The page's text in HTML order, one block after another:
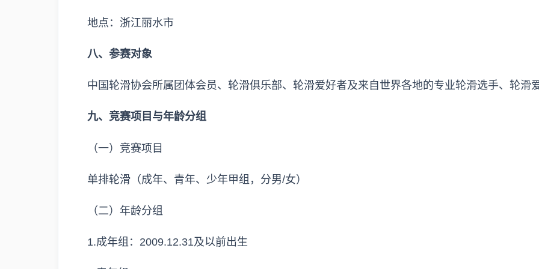
地点：浙江丽水市
八、参赛对象
中国轮滑协会所属团体会员、轮滑俱乐部、轮滑爱好者及来自世界各地的专业轮滑选手、轮滑
九、竞赛项目与年龄分组
（一）竞赛项目
单排轮滑（成年、青年、少年甲组，分男/女）
（二）年龄分组
1.成年组：2009.12.31及以前出生